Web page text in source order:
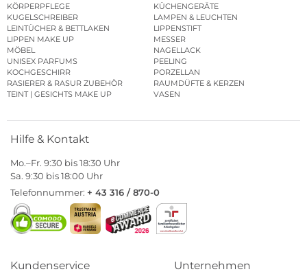
KÖRPERPFLEGE
KÜCHENGERÄTE
KUGELSCHREIBER
LAMPEN & LEUCHTEN
LEINTÜCHER & BETTLAKEN
LIPPENSTIFT
LIPPEN MAKE UP
MESSER
MÖBEL
NAGELLACK
UNISEX PARFUMS
PEELING
KOCHGESCHIRR
PORZELLAN
RASIERER & RASUR ZUBEHÖR
RAUMDÜFTE & KERZEN
TEINT | GESICHTS MAKE UP
VASEN
Hilfe & Kontakt
Mo.–Fr. 9:30 bis 18:30 Uhr
Sa. 9:30 bis 18:00 Uhr
Telefonnummer: + 43 316 / 870-0
Kundenservice Unternehmen